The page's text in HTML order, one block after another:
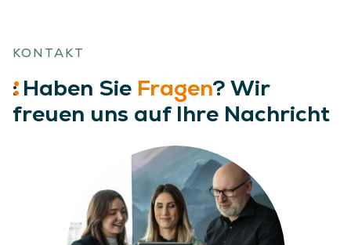
KONTAKT
:Haben Sie Fragen? Wir
freuen uns auf Ihre Nachricht